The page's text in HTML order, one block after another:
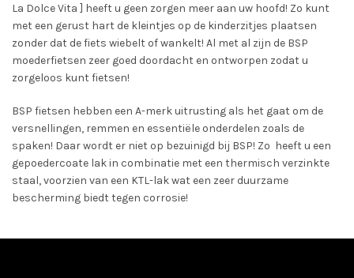
La Dolce Vita ] heeft u geen zorgen meer aan uw hoofd! Zo kunt
met een gerust hart de kleintjes op de kinderzitjes plaatsen
zonder dat de fiets wiebelt of wankelt! Al met al zijn de BSP
moederfietsen zeer goed doordacht en ontworpen zodat u
zorgeloos kunt fietsen!
BSP fietsen hebben een A-merk uitrusting als het gaat om de
versnellingen, remmen en essentiële onderdelen zoals de
spaken! Daar wordt er niet op bezuinigd bij BSP! Zo heeft u een
gepoedercoate lak in combinatie met een thermisch verzinkte
staal, voorzien van een KTL-lak wat een zeer duurzame
bescherming biedt tegen corrosie!